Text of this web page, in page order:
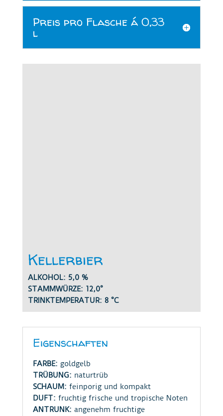
Preis pro Flasche á 0,33
l
Kellerbier
ALKOHOL: 5,0 %
STAMMWÜRZE: 12,0°
TRINKTEMPERATUR: 8 °C
Eigenschaften
FARBE: goldgelb
TRÜBUNG: naturtrüb
SCHAUM: feinporig und kompakt
DUFT: fruchtig frische und tropische Noten
ANTRUNK: angenehm fruchtige